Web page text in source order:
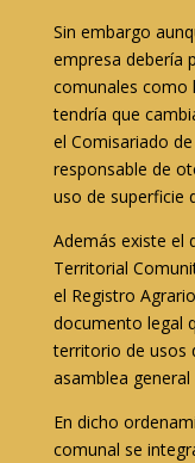
Sin embargo
empresa debería
comunales como
tendría que
el Comisariado
responsable de
uso de superficie
Además existe el
Territorial
el Registro
documento legal
territorio de usos
asamblea
En dicho
comunal se